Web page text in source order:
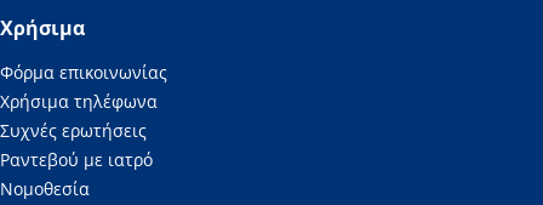
Χρήσιμα
Φόρμα επικοινωνίας
Χρήσιμα τηλέφωνα
Συχνές ερωτήσεις
Ραντεβού με ιατρό
Νομοθεσία